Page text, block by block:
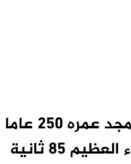
سيف “داموكليس”.. مجد عمره 250 عاما
85 ثانية